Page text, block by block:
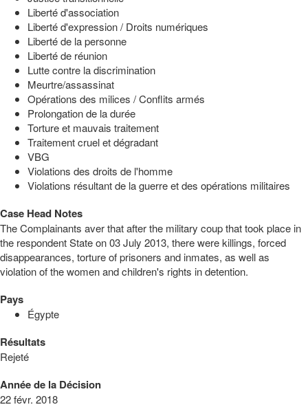
Liberté d'association
Liberté d'expression / Droits numériques
Liberté de la personne
Liberté de réunion
Lutte contre la discrimination
Meurtre/assassinat
Opérations des milices / Conflits armés
Prolongation de la durée
Torture et mauvais traitement
Traitement cruel et dégradant
VBG
Violations des droits de l'homme
Violations résultant de la guerre et des opérations militaires
Case Head Notes
The Complainants aver that after the military coup that took place in
the respondent State on 03 July 2013, there were killings, forced
disappearances, torture of prisoners and inmates, as well as
violation of the women and children's rights in detention.
Pays
Égypte
Résultats
Rejeté
Année de la Décision
22 févr. 2018